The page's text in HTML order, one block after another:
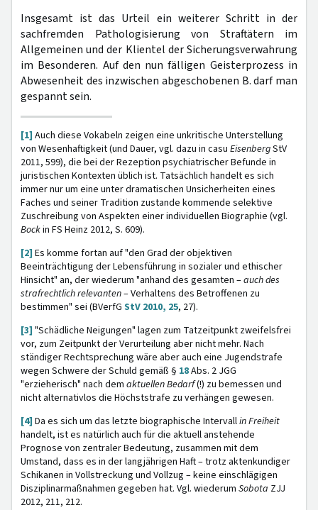
Insgesamt ist das Urteil ein weiterer Schritt in der
sachfremden Pathologisierung von Straftätern im
Allgemeinen und der Klientel der Sicherungsverwahrung
im Besonderen. Auf den nun fälligen Geisterprozess in
Abwesenheit des inzwischen abgeschobenen B. darf man
gespannt sein.
[1] Auch diese Vokabeln zeigen eine unkritische Unterstellung
von Wesenhaftigkeit (und Dauer, vgl. dazu in casu EisenbergStV
2011, 599), die bei der Rezeption psychiatrischer Befunde in
juristischen Kontexten üblich ist. Tatsächlich handelt es sich
immer nur um eine unter dramatischen Unsicherheiten eines
Faches und seiner Tradition zustande kommende selektive
Zuschreibung von Aspekten einer individuellen Biographie (vgl.
Bockin FS Heinz 2012, S. 609).
[2] Es komme fortan auf "den Grad der objektiven
Beeinträchtigung der Lebensführung in sozialer und ethischer
Hinsicht" an, der wiederum "anhand des gesamten –auch des
strafrechtlich relevanten– Verhaltens des Betroffenen zu
bestimmen" sei (BVerfG StV 2010, 25, 27).
[3] "Schädliche Neigungen" lagen zum Tatzeitpunkt zweifelsfrei
vor, zum Zeitpunkt der Verurteilung aber nicht mehr. Nach
ständiger Rechtsprechung wäre aber auch eine Jugendstrafe
wegen Schwere der Schuld gemäß § 18Abs. 2 JGG
"erzieherisch" nach dem aktuellen Bedarf(!) zu bemessen und
nicht alternativlos die Höchststrafe zu verhängen gewesen.
[4] Da es sich um das letzte biographische Intervallin Freiheit
handelt, ist es natürlich auch für die aktuell anstehende
Prognose von zentraler Bedeutung, zusammen mit dem
Umstand, dass es in der langjährigen Haft – trotz aktenkundiger
Schikanen in Vollstreckung und Vollzug – keine einschlägigen
Disziplinarmaßnahmen gegeben hat. Vgl. wiederum Sobota ZJJ
2012, 211, 212.